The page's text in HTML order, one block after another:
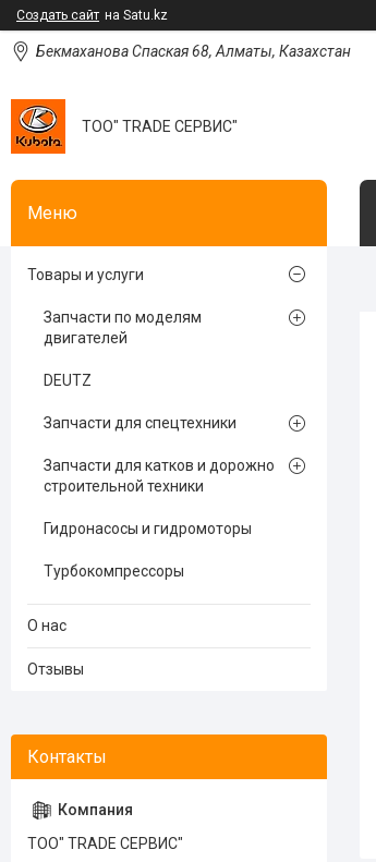
Создать сайт на Satu.kz
Бекмаханова Спаская 68, Алматы, Казахстан
ТОО" TRADE СЕРВИС"
Товары и услуги
Запчасти по моделям
двигателей
DEUTZ
Запчасти для спецтехники
Запчасти для катков и дорожно
строительной техники
Гидронасосы и гидромоторы
Турбокомпрессоры
О нас
Отзывы
ТОО" TRADE СЕРВИС"